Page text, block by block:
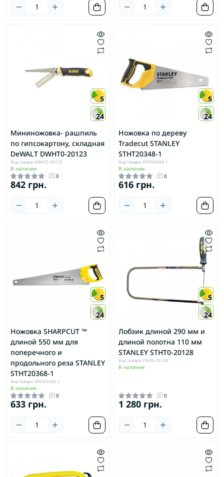
5
24
Мининожовка- рашпиль
по гипсокартону, складная
DeWALT DWHT0-20123
Код товара: DWHT0-20123
В наличии
0
842 грн.
5
24
Ножовка по дереву
Tradecut STANLEY
STHT20348-1
Код товара: STHT20348-1
В наличии
0
616 грн.
5
24
Ножовка SHARPCUT ™
длиной 550 мм для
поперечного и
продольного реза STANLEY
STHT20368-1
Код товара: STHT20368-1
В наличии
0
633 грн.
5
24
Лобзик длиной 290 мм и
длиной полотна 110 мм
STANLEY STHT0-20128
Код товара: STHT0-20128
В наличии
0
1 280 грн.